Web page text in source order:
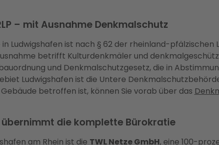
– mit Ausnahme Denkmalschutz
Ludwigshafen ist nach § 62 der rheinland-pfälzischen
betrifft Kulturdenkmäler und
und Denkmalschutzgesetz, die in
Ludwigshafen ist die Untere
betroffen ist, können Sie vorab über das
übernimmt die komplette Bürokratie
am Rhein ist die TWL Netze GmbH, eine 100-